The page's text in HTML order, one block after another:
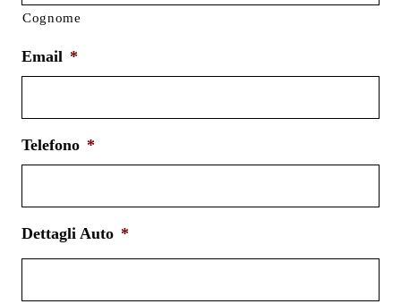
Cognome
Email *
Telefono *
Dettagli Auto *